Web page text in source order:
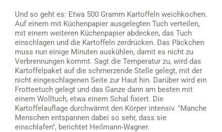
Und so geht es: Etwa 500 Gramm Kartoffeln weichkochen.
Auf einem mit Küchenpapier ausgelegten Tuch verteilen,
mit einem weiteren Küchenpapier abdecken, das Tuch
einschlagen und die Kartoffeln zerdrücken. Das Päckchen
muss nun einige Minuten auskühlen, damit es nicht zu
Verbrennungen kommt. Sagt die Temperatur zu, wird das
Kartoffelpaket auf die schmerzende Stelle gelegt, mit der
nicht eingeschlagenen Seite zur Haut hin. Darüber wird ein
Frotteetuch gelegt und das Ganze dann am besten mit
einem Wolltuch, etwa einem Schal fixiert. Die
Kartoffelauflage durchwärmt den Körper intensiv. "Manche
Menschen entspannen dabei so sehr, dass sie
einschlafen", berichtet Heilmann-Wagner.